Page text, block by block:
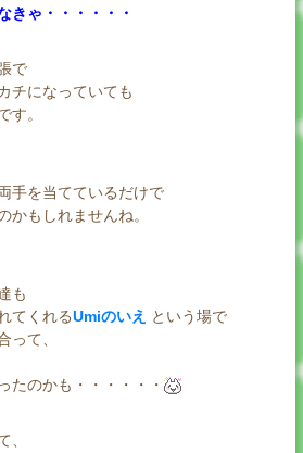
きゃ・・・・・・
で
チになっていても
す。
手を当てているだけで
かもしれませんね。
も
てくれるUmiのいえ
という場で
って、
たのかも・・・・・・
、